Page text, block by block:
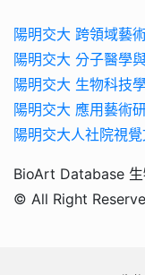
陽明交大 跨領域藝
陽明交大 分子醫學
陽明交大 生物科技
陽明交大 應用藝術
陽明交大人社院視
BioArt Database
© All Right